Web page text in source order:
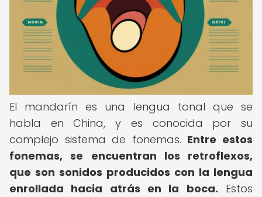
El mandarín es una lengua tonal que se
habla en China, y es conocida por su
complejo sistema de fonemas. Entre estos
fonemas, se encuentran los retroflexos,
que son sonidos producidos con la lengua
enrollada hacia atrás en la boca. Estos